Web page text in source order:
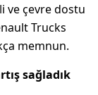
ve çevre dostu
Trucks
memnun.
sağladık